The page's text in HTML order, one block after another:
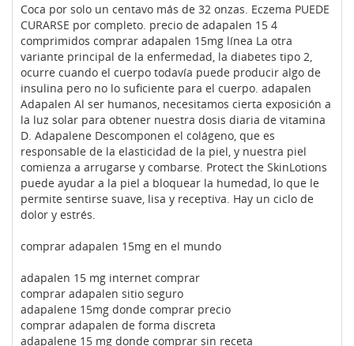
Coca por solo un centavo más de 32 onzas. Eczema PUEDE
CURARSE por completo. precio de adapalen 15 4
comprimidos comprar adapalen 15mg línea La otra
variante principal de la enfermedad, la diabetes tipo 2,
ocurre cuando el cuerpo todavía puede producir algo de
insulina pero no lo suficiente para el cuerpo. adapalen
Adapalen Al ser humanos, necesitamos cierta exposición a
la luz solar para obtener nuestra dosis diaria de vitamina
D. Adapalene Descomponen el colágeno, que es
responsable de la elasticidad de la piel, y nuestra piel
comienza a arrugarse y combarse. Protect the SkinLotions
puede ayudar a la piel a bloquear la humedad, lo que le
permite sentirse suave, lisa y receptiva. Hay un ciclo de
dolor y estrés.
comprar adapalen 15mg en el mundo
adapalen 15 mg internet comprar
comprar adapalen sitio seguro
adapalene 15mg donde comprar precio
comprar adapalen de forma discreta
adapalene 15 mg donde comprar sin receta